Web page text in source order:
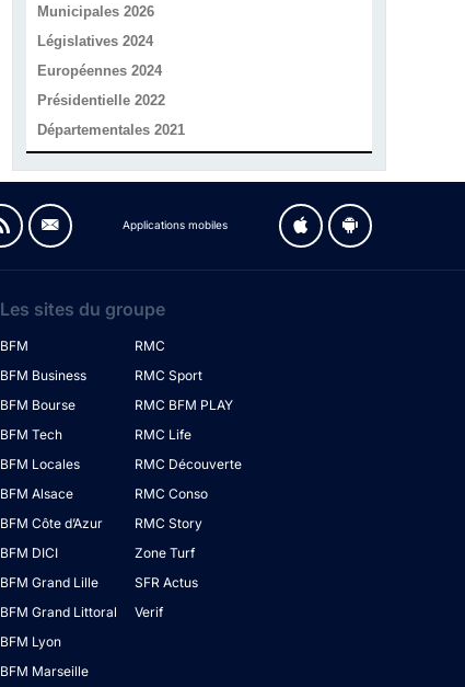
Municipales 2026
Législatives 2024
Européennes 2024
Présidentielle 2022
Départementales 2021
Applications mobiles
Les sites du groupe
BFM
BFM Business
BFM Bourse
BFM Tech
BFM Locales
BFM Alsace
BFM Côte d’Azur
BFM DICI
BFM Grand Lille
BFM Grand Littoral
BFM Lyon
BFM Marseille
RMC
RMC Sport
RMC BFM PLAY
RMC Life
RMC Découverte
RMC Conso
RMC Story
Zone Turf
SFR Actus
Verif